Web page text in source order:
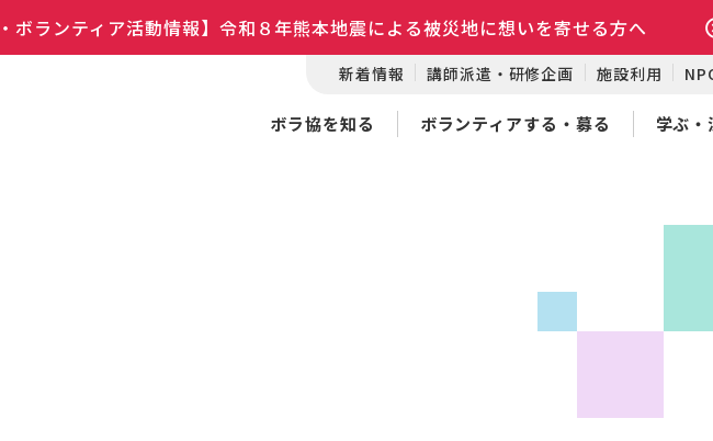
ボランティア活動情報】令和８年熊本地震による被災地に想いを寄せる方へ
新着情報 講師派遣・研修企画 施設利用
ボラ協を知る ボランティアする・募る 学ぶ・